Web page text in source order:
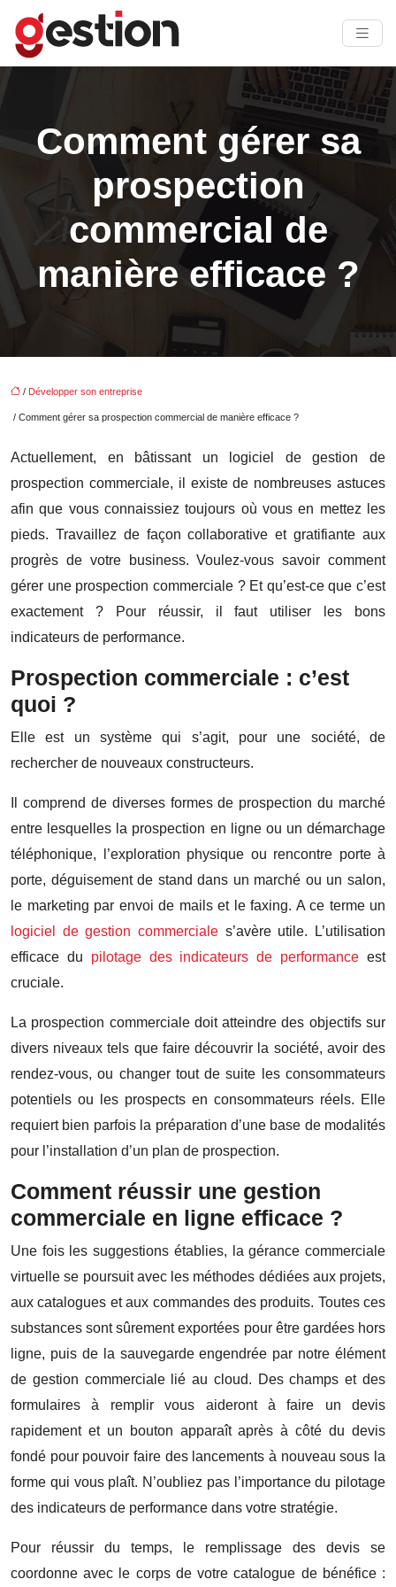
Comment gérer sa
prospection
commercial de
manière efficace ?
/ Développer son entreprise
/ Comment gérer sa prospection commercial de manière efficace ?
Actuellement, en bâtissant un logiciel de gestion de
prospection commerciale, il existe de nombreuses astuces
afin que vous connaissiez toujours où vous en mettez les
pieds. Travaillez de façon collaborative et gratifiante aux
progrès de votre business. Voulez-vous savoir comment
gérer une prospection commerciale ? Et qu’est-ce que c’est
exactement ? Pour réussir, il faut utiliser les bons
indicateurs de performance.
Prospection commerciale : c’est
quoi ?
Elle est un système qui s’agit, pour une société, de
rechercher de nouveaux constructeurs.
Il comprend de diverses formes de prospection du marché
entre lesquelles la prospection en ligne ou un démarchage
téléphonique, l’exploration physique ou rencontre porte à
porte, déguisement de stand dans un marché ou un salon,
le marketing par envoi de mails et le faxing. A ce terme un
logiciel de gestion commerciale s’avère utile. L’utilisation
efficace du pilotage des indicateurs de performance est
cruciale.
La prospection commerciale doit atteindre des objectifs sur
divers niveaux tels que faire découvrir la société, avoir des
rendez-vous, ou changer tout de suite les consommateurs
potentiels ou les prospects en consommateurs réels. Elle
requiert bien parfois la préparation d’une base de modalités
pour l’installation d’un plan de prospection.
Comment réussir une gestion
commerciale en ligne efficace ?
Une fois les suggestions établies, la gérance commerciale
virtuelle se poursuit avec les méthodes dédiées aux projets,
aux catalogues et aux commandes des produits. Toutes ces
substances sont sûrement exportées pour être gardées hors
ligne, puis de la sauvegarde engendrée par notre élément
de gestion commerciale lié au cloud. Des champs et des
formulaires à remplir vous aideront à faire un devis
rapidement et un bouton apparaît après à côté du devis
fondé pour pouvoir faire des lancements à nouveau sous la
forme qui vous plaît. N’oubliez pas l’importance du pilotage
des indicateurs de performance dans votre stratégie.
Pour réussir du temps, le remplissage des devis se
coordonne avec le corps de votre catalogue de bénéfice :